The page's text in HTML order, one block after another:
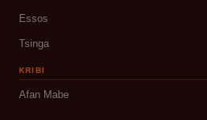
Essos
Tsinga
KRIBI
Afan Mabe